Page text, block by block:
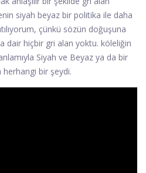
siyah beyaz bir politika ile daha
çünkü sözün doğuşuna
dair hiçbir gri alan yoktu. köleliğin
Siyah ve Beyaz ya da bir
herhangi bir şeydi.